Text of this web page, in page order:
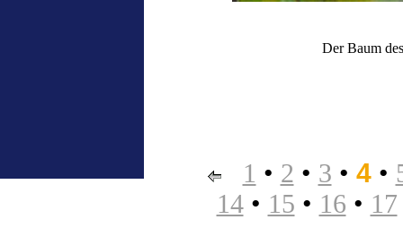
Der Baum
1 • 2 • 3 • 4•
14• 15 • 16 • 17